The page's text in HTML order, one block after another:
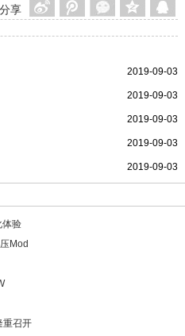
分享
2019-09-03
2019-09-03
2019-09-03
2019-09-03
2019-09-03
体验
Mod
重召开